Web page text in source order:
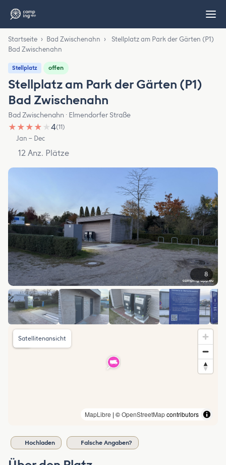
Startseite › Bad Zwischenahn ›
Stellplatz am Park der Gärten (P1)
Bad Zwischenahn
Stellplatz offen
Stellplatz am Park der Gärten (P1)
Bad Zwischenahn
Bad Zwischenahn · Elmendorfer Straße
★ ★ ★ ★ ★4(11)
Jan – Dec
12 Anz. Plätze
8
MapLibre | ©OpenStreetMapcontributors
Satellitenansicht
Hochladen Falsche Angaben?